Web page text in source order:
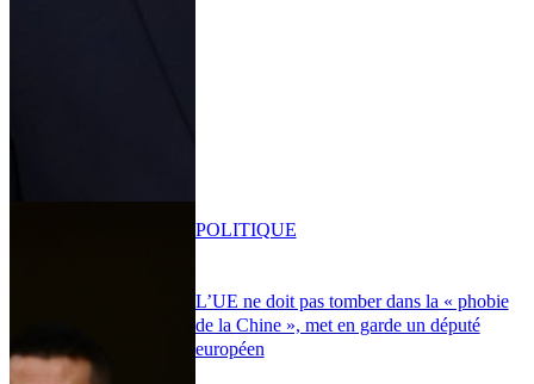
L’UE ne doit pas tomber dans la « phobie
de la Chine », met en garde un député
européen
POLITIQUE